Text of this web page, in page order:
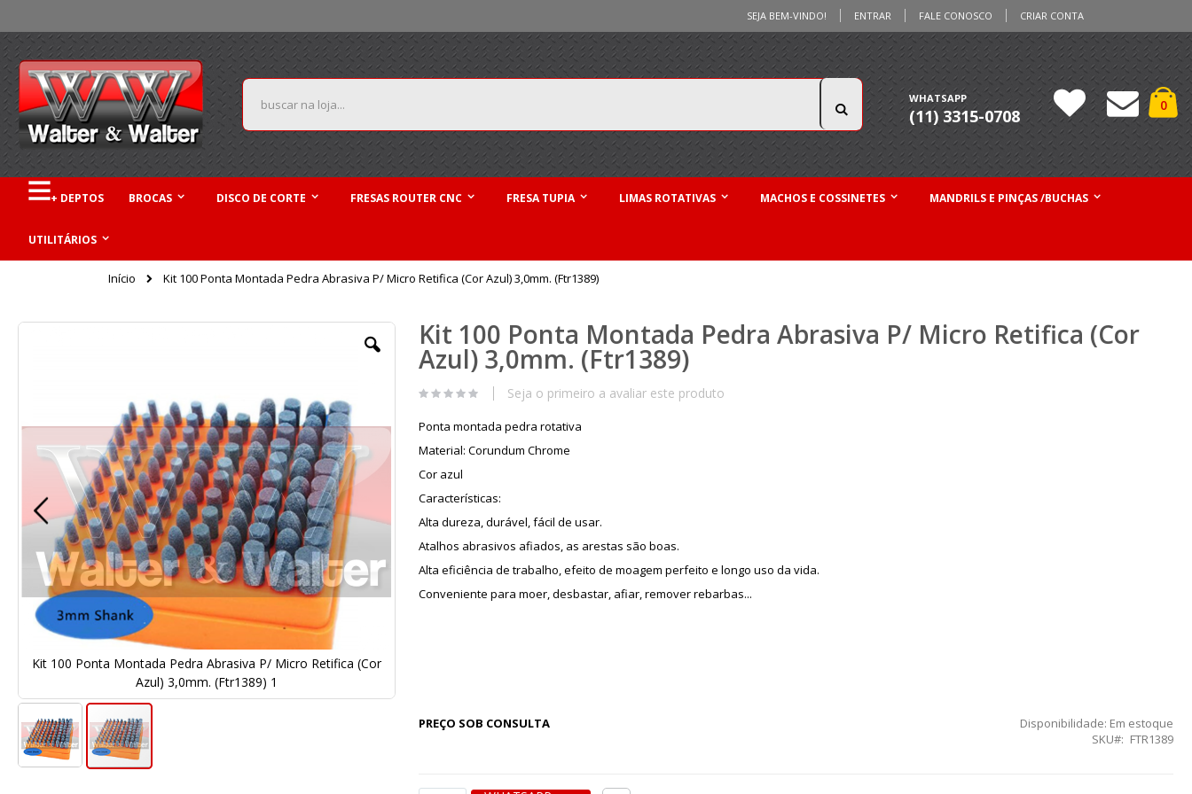
para
o
conteúdo
SEJA BEM-VINDO! ENTRAR FALE CONOSCO CRIAR CONTA
0
Pesquisa
Pesquisa
WHATSAPP
(11) 3315-0708
+ DEPTOS BROCAS DISCO DE CORTE FRESAS ROUTER CNC FRESA TUPIA LIMAS ROTATIVAS MACHOS E COSSINETES MANDRILS E PINÇAS /BUCHAS
UTILITÁRIOS
Início Kit 100 Ponta Montada Pedra Abrasiva P/ Micro Retifica (Cor Azul) 3,0mm. (Ftr1389)
Pular
de
Kit 100 Ponta Montada Pedra Abrasiva P/ Micro Retifica (Cor
Azul) 3,0mm. (Ftr1389) 1
Kit 100 Ponta Montada Pedra Abrasiva P/ Micro Retifica (Cor
Azul) 3,0mm. (Ftr1389)
Seja o primeiro a avaliar este produto
Ponta montada pedra rotativa
Material: Corundum Chrome
Cor azul
Características:
Alta dureza, durável, fácil de usar.
Atalhos abrasivos afiados, as arestas são boas.
Alta eficiência de trabalho, efeito de moagem perfeito e longo uso da vida.
Conveniente para moer, desbastar, afiar, remover rebarbas...
PREÇO SOB CONSULTA Disponibilidade: Em estoque
SKU
FTR1389